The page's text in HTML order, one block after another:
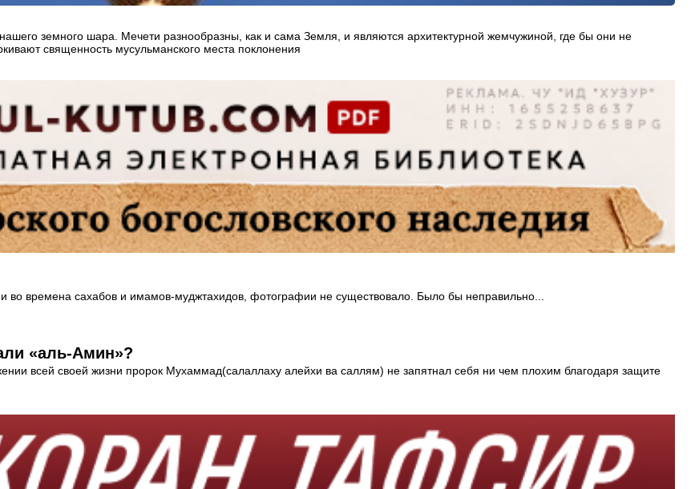
земного шара. Мечети разнообразны, как и сама Земля, и являются архитектурной жемчужиной, где бы они не
священность мусульманского места поклонения
времена сахабов и имамов-муджтахидов, фотографии не существовало. Было бы неправильно...
«аль-Амин»?
всей своей жизни пророк Мухаммад(салаллаху алейхи ва саллям) не запятнал себя ни чем плохим благодаря защите